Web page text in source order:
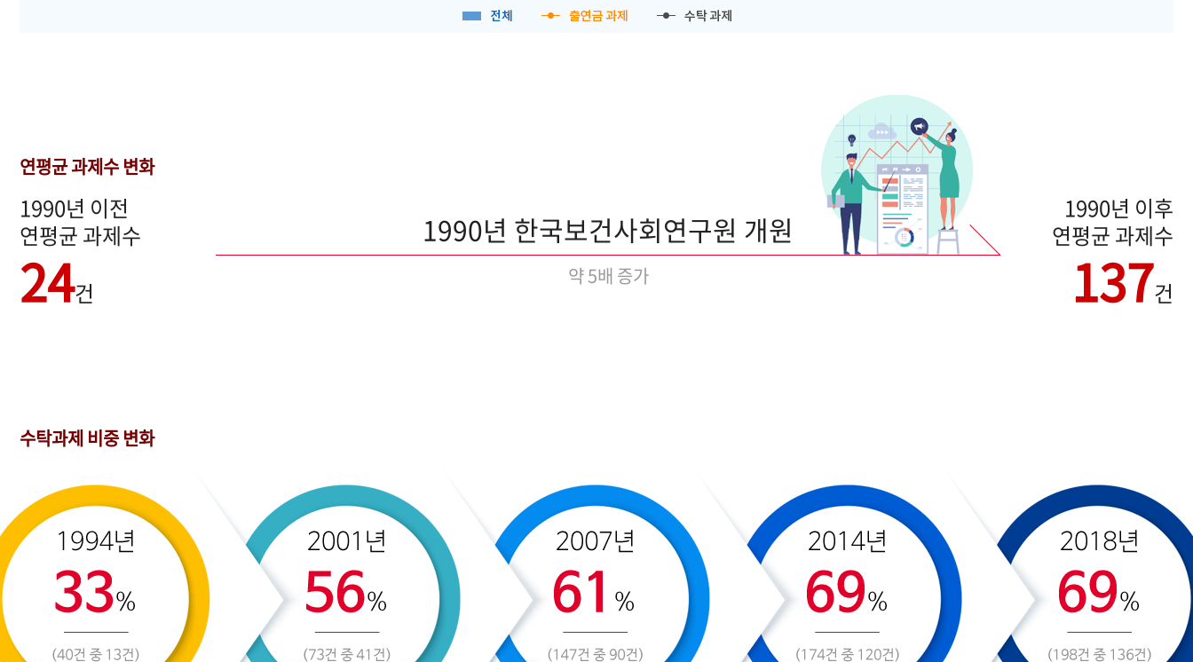
연평균 과제수 변화
1990년 이전
연평균 과제수
24건
1990년 한국보건사회연구원 개원
약 5배 증가
1990년 이후
연평균 과제수
137건
수탁과제 비중 변화